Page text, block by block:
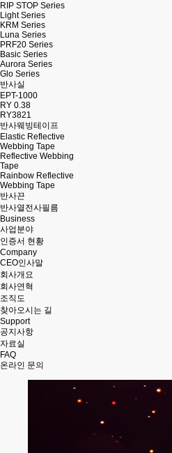
RIP STOP Series
Light Series
KRM Series
Luna Series
PRF20 Series
Basic Series
Aurora Series
Glo Series
반사실
EPT-1000
RY 0.38
RY3821
반사웨빙테이프
Elastic Reflective
Webbing Tape
Reflective Webbing
Tape
Rainbow Reflective
Webbing Tape
반사끈
반사열전사필름
Business
사업분야
인증서 현황
Company
CEO인사말
회사개요
회사연혁
조직도
찾아오시는 길
Support
공지사항
자료실
FAQ
온라인 문의